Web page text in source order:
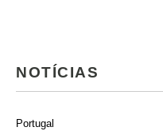
NOTÍCIAS
Portugal